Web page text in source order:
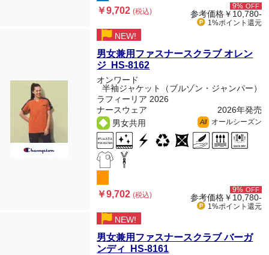
￥9,702(税込)
9% OFF
参考価格￥10,780-
1%ポイント 還元
NEW!
男女兼用ファスナースクラブ オレン
ジ HS-8162
オンワード
半袖ジャケット（ブルゾン・ジャンパー）
ラフィーリア 2026
ナースウェア
2026年発売
男女共用
All オールシーズン
￥9,702(税込)
9% OFF
参考価格￥10,780-
1%ポイント 還元
NEW!
男女兼用ファスナースクラブ バーガ
ンディ HS-8161